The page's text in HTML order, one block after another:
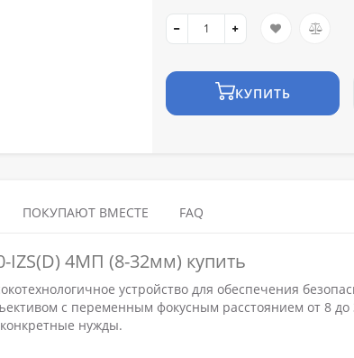
КУПИТЬ
ПОКУПАЮТ ВМЕСТЕ FAQ
IZS(D) 4МП (8-32мм) купить
устройство для обеспечения
с переменным фокусным расстоянием от 8 до
нужды.